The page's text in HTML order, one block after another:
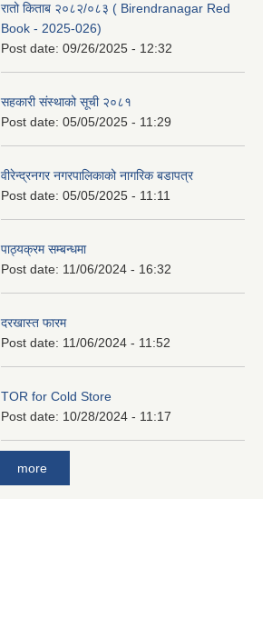
रातो किताब २०८२/०८३ ( Birendranagar Red
Book - 2025-026)
Post date: 09/26/2025 - 12:32
सहकारी संस्थाको सूची २०८१
Post date: 05/05/2025 - 11:29
वीरेन्द्रनगर नगरपालिकाको नागरिक बडापत्र
Post date: 05/05/2025 - 11:11
पाठ्यक्रम सम्बन्धमा
Post date: 11/06/2024 - 16:32
दरखास्त फारम
Post date: 11/06/2024 - 11:52
TOR for Cold Store
Post date: 10/28/2024 - 11:17
more